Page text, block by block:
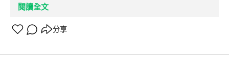
閱讀全文
分享